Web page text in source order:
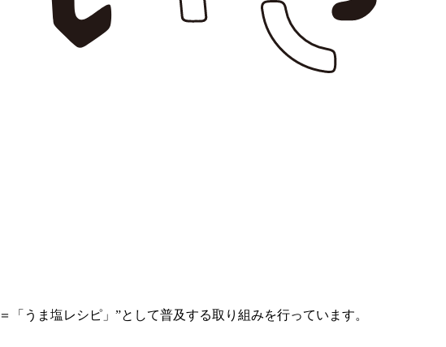
うま塩レシピ」”として普及する取り組みを行っています。